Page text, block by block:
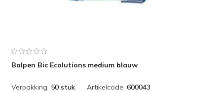
Balpen Bic Ecolutions medium blauw
Verpakking: 50 stuk Artikelcode: 600043